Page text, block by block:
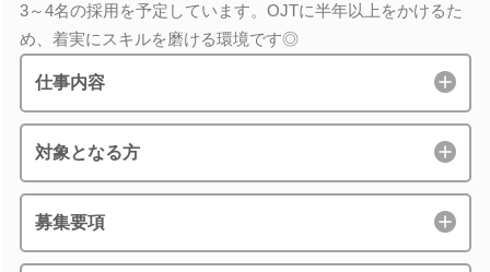
3～4名の採用を予定しています。OJTに半年以上をかけるた
め、着実にスキルを磨ける環境です◎
仕事内容
対象となる方
募集要項